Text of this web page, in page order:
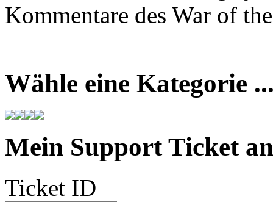
Kommentare des War of
Wähle eine Kategorie
Mein Support Ticket
Ticket ID